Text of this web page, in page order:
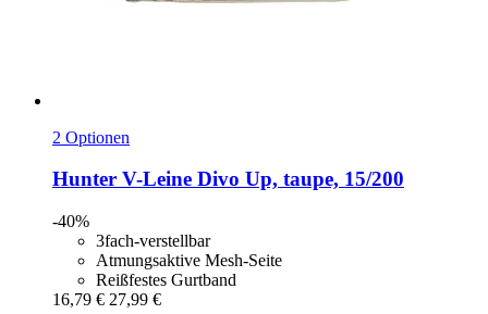
2 Optionen
Hunter V-​Leine Divo Up, taupe, 15/200
-40%
3fach-verstellbar
Atmungsaktive Mesh-Seite
Reißfestes Gurtband
16,79 € 27,99 €